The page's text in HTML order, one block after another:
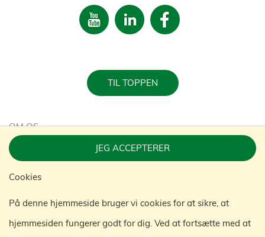
JEG ACCEPTERER
Cookies
På denne hjemmeside bruger vi cookies for at sikre, at
hjemmesiden fungerer godt for dig. Ved at fortsætte med at
TIL TOPPEN
OM OS
KARRIERE
BÆREDYGTIGHED
KONTAKT
KONGAMEK-KONCERNEN